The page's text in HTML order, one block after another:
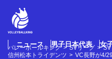
ニュース 男子日本代表 女
バレーボールキング SVリーグ
信州松本トライデンツ
VC長野が4/